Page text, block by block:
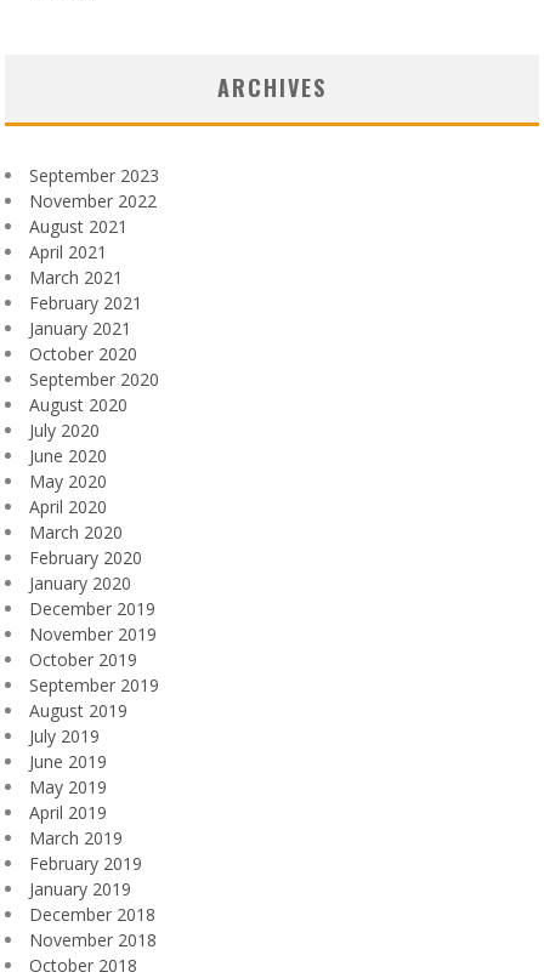
ARCHIVES
September 2023
November 2022
August 2021
April 2021
March 2021
February 2021
January 2021
October 2020
September 2020
August 2020
July 2020
June 2020
May 2020
April 2020
March 2020
February 2020
January 2020
December 2019
November 2019
October 2019
September 2019
August 2019
July 2019
June 2019
May 2019
April 2019
March 2019
February 2019
January 2019
December 2018
November 2018
October 2018